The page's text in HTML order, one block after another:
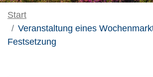
Start
Veranstaltung eines
Festsetzung